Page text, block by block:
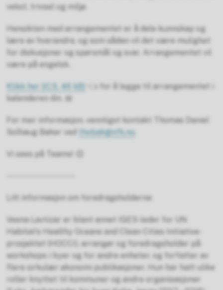
vekst, trivsel og miljø.
Hensikten med arrangementet er å dele kunnskap og
lære av hverandre, og som sådan vil det være mulighet
for diskusjoner og spørsmål og svar. Arrangementet vil
være på engelsk.
Klikk her (ICS, 46 kB)
👈 for å legge til arrangementet i
kalenderen din. 📅
For mer informasjon, vennligst kontakt Thomas Daniel
Solhaug Baker ved
thobak@nfk.no
Vi sees på Teams! 😊
Litt informasjon om foredragsholderne:
Vesna Lavtizar er blant annet IGES-leder for UN
Habitat’s Healthy Oceans and Clean Cities Initiative-
prosjektet (HOCCI), arrangør og foredragsholder på
workshops i byer og for andre enheter, og forfatter av
flere sirkulær økonomi publikasjoner. Hun har hatt ulike
roller knyttet til kommuner og andre organisasjoner